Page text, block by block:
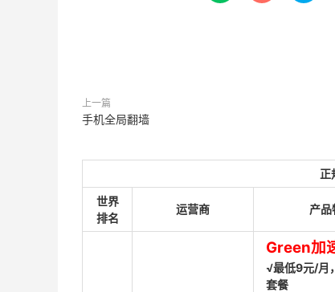
上一篇
手机全局翻墙
正
世界
排名
运营商 产品
Green加
√最低9元/月
套餐